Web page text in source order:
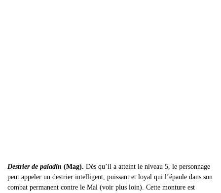
Destrier de paladin (Mag). Dès qu’il a atteint le niveau 5, le personnage
peut appeler un destrier intelligent, puissant et loyal qui l’épaule dans son
combat permanent contre le Mal (voir plus loin). Cette monture est